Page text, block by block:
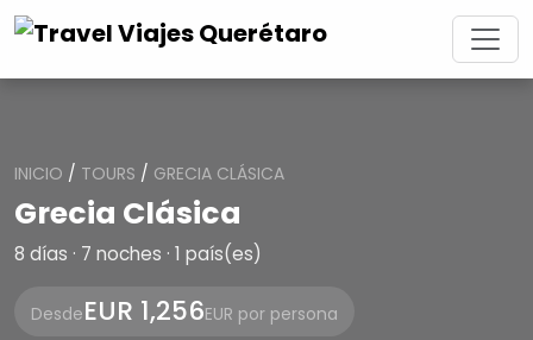
INICIO / TOURS / GRECIA CLÁSICA
Grecia Clásica
8 días · 7 noches · 1 país(es)
DesdeEUR 1,256EUR por persona